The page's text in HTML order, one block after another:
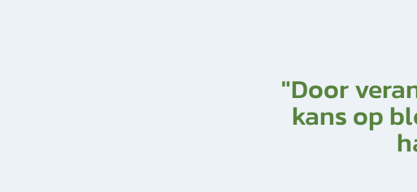
"Door
kans op